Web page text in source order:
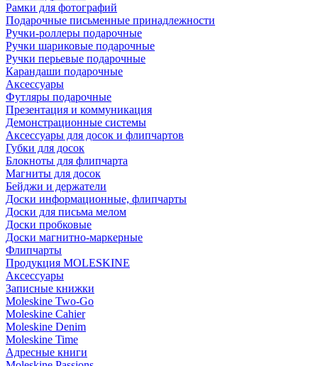
Рамки для фотографий
Подарочные письменные принадлежности
Ручки-роллеры подарочные
Ручки шариковые подарочные
Ручки перьевые подарочные
Карандаши подарочные
Аксессуары
Футляры подарочные
Презентация и коммуникация
Демонстрационные системы
Аксессуары для досок и флипчартов
Губки для досок
Блокноты для флипчарта
Магниты для досок
Бейджи и держатели
Доски информационные, флипчарты
Доски для письма мелом
Доски пробковые
Доски магнитно-маркерные
Флипчарты
Продукция MOLESKINE
Аксессуары
Записные книжки
Moleskine Two-Go
Moleskine Cahier
Moleskine Denim
Moleskine Time
Адресные книги